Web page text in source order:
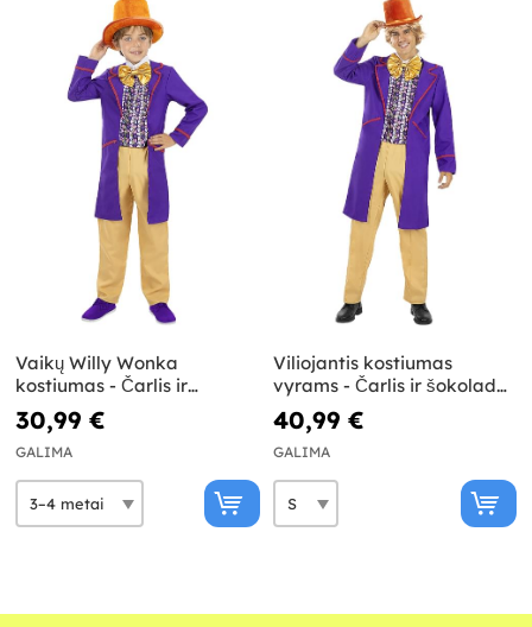
Vaikų Willy Wonka
kostiumas - Čarlis ir
šokolado fabrikas
30,99 €
GALIMA
Viliojantis kostiumas
vyrams - Čarlis ir šokolado
fabrikas
40,99 €
GALIMA